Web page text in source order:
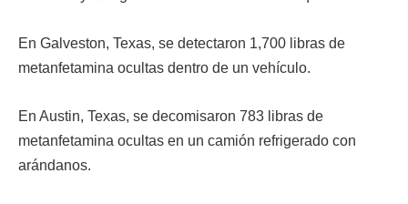
En Galveston, Texas, se detectaron 1,700 libras de
metanfetamina ocultas dentro de un vehículo.
En Austin, Texas, se decomisaron 783 libras de
metanfetamina ocultas en un camión refrigerado con
arándanos.